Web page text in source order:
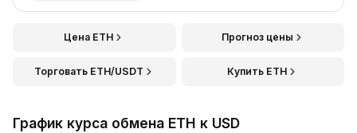
Цена ETH Прогноз цены
Торговать ETH/USDT Купить ETH
График курса обмена ETH к USD